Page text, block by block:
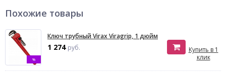
Похожие товары
%
Ключ трубный Virax Viragrip, 1 дюйм
1 274 руб.
Купить в 1
клик